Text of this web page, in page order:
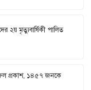
২য় মৃত্যুবার্ষিকী পালিত
প্রকাশ, ১৪৫৭ জনকে